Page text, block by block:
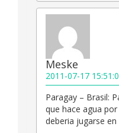
Meske
2011-07-17
Paragay – Brasil:
que hace agua
deberia jugarse